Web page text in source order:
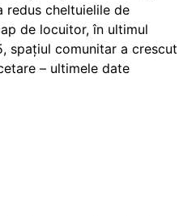
redus cheltuielile de
de locuitor, în ultimul
spațiul comunitar a crescut
– ultimele date